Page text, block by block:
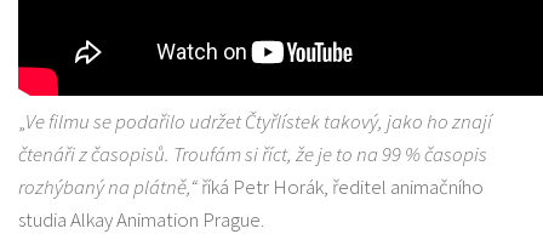
„Ve filmu se podařilo udržet Čtyřlístek takový, jako ho znají
čtenáři z časopisů. Troufám si říct, že je to na 99 % časopis
rozhýbaný na plátně,“říká Petr Horák, ředitel animačního
studia Alkay Animation Prague.